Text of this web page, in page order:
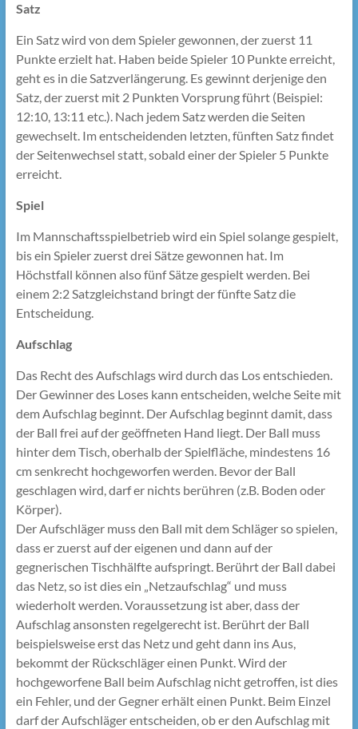
Satz
Ein Satz wird von dem Spieler gewonnen, der zuerst 11
Punkte erzielt hat. Haben beide Spieler 10 Punkte erreicht,
geht es in die Satzverlängerung. Es gewinnt derjenige den
Satz, der zuerst mit 2 Punkten Vorsprung führt (Beispiel:
12:10, 13:11 etc.). Nach jedem Satz werden die Seiten
gewechselt. Im entscheidenden letzten, fünften Satz findet
der Seitenwechsel statt, sobald einer der Spieler 5 Punkte
erreicht.
Spiel
Im Mannschaftsspielbetrieb wird ein Spiel solange gespielt,
bis ein Spieler zuerst drei Sätze gewonnen hat. Im
Höchstfall können also fünf Sätze gespielt werden. Bei
einem 2:2 Satzgleichstand bringt der fünfte Satz die
Entscheidung.
Aufschlag
Das Recht des Aufschlags wird durch das Los entschieden.
Der Gewinner des Loses kann entscheiden, welche Seite mit
dem Aufschlag beginnt. Der Aufschlag beginnt damit, dass
der Ball frei auf der geöffneten Hand liegt. Der Ball muss
hinter dem Tisch, oberhalb der Spielfläche, mindestens 16
cm senkrecht hochgeworfen werden. Bevor der Ball
geschlagen wird, darf er nichts berühren (z.B. Boden oder
Körper).
Der Aufschläger muss den Ball mit dem Schläger so spielen,
dass er zuerst auf der eigenen und dann auf der
gegnerischen Tischhälfte aufspringt. Berührt der Ball dabei
das Netz, so ist dies ein „Netzaufschlag“ und muss
wiederholt werden. Voraussetzung ist aber, dass der
Aufschlag ansonsten regelgerecht ist. Berührt der Ball
beispielsweise erst das Netz und geht dann ins Aus,
bekommt der Rückschläger einen Punkt. Wird der
hochgeworfene Ball beim Aufschlag nicht getroffen, ist dies
ein Fehler, und der Gegner erhält einen Punkt. Beim Einzel
darf der Aufschläger entscheiden, ob er den Aufschlag mit